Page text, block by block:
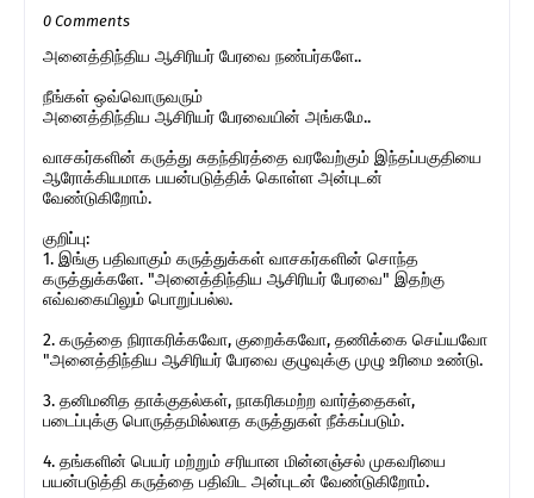
0 Comments
அனைத்திந்திய ஆசிரியர் பேரவை நண்பர்களே..
நீங்கள் ஒவ்வொருவரும்
அனைத்திந்திய ஆசிரியர் பேரவையின் அங்கமே..
வாசகர்களின் கருத்து சுதந்திரத்தை வரவேற்கும் இந்தப்பகுதியை
ஆரோக்கியமாக பயன்படுத்திக் கொள்ள அன்புடன்
வேண்டுகிறோம்.
குறிப்பு:
1. இங்கு பதிவாகும் கருத்துக்கள் வாசகர்களின் சொந்த
கருத்துக்களே. "அனைத்திந்திய ஆசிரியர் பேரவை" இதற்கு
எவ்வகையிலும் பொறுப்பல்ல.
2. கருத்தை நிராகரிக்கவோ, குறைக்கவோ, தணிக்கை செய்யவோ
"அனைத்திந்திய ஆசிரியர் பேரவை குழுவுக்கு முழு உரிமை உண்டு.
3. தனிமனித தாக்குதல்கள், நாகரிகமற்ற வார்த்தைகள்,
படைப்புக்கு பொருத்தமில்லாத கருத்துகள் நீக்கப்படும்.
4. தங்களின் பெயர் மற்றும் சரியான மின்னஞ்சல் முகவரியை
பயன்படுத்தி கருத்தை பதிவிட அன்புடன் வேண்டுகிறோம்.